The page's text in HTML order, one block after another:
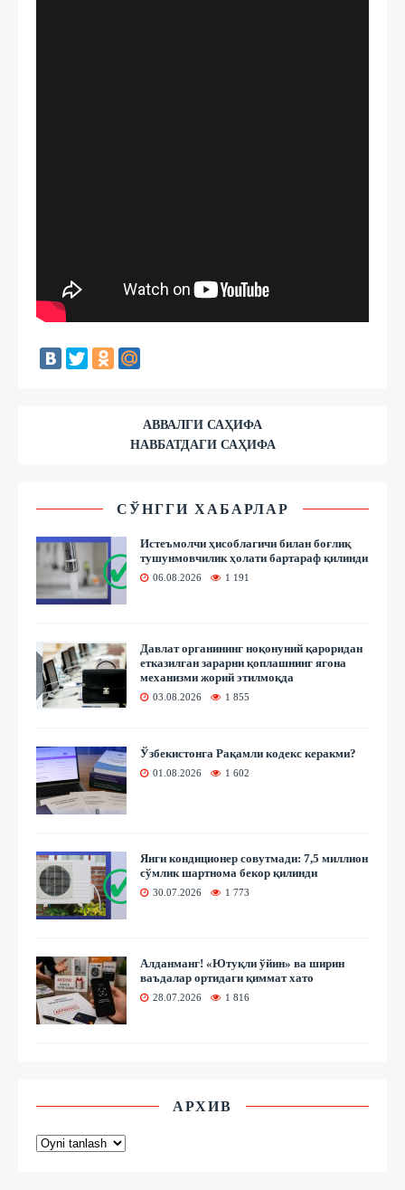
АВВАЛГИ САҲИФА
НАВБАТДАГИ САҲИФА
СЎНГГИ ХАБАРЛАР
Истеъмолчи ҳисоблагичи билан боғлиқ
тушунмовчилик ҳолати бартараф қилинди
06.08.2026 1 191
Давлат органининг ноқонуний қароридан
етказилган зарарни қоплашнинг ягона
механизми жорий этилмоқда
03.08.2026 1 855
Ўзбекистонга Рақамли кодекс керакми?
01.08.2026 1 602
Янги кондиционер совутмади: 7,5 миллион
сўмлик шартнома бекор қилинди
30.07.2026 1 773
Алданманг! «Ютуқли ўйин» ва ширин
ваъдалар ортидаги қиммат хато
28.07.2026 1 816
АРХИВ